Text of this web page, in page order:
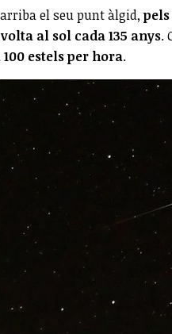
el seu punt àlgid,
al sol cada 135 anys.
estels per hora.